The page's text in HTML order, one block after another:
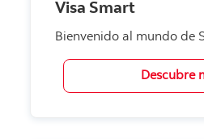
Visa Smart
Bienvenido al mundo de
Descubre